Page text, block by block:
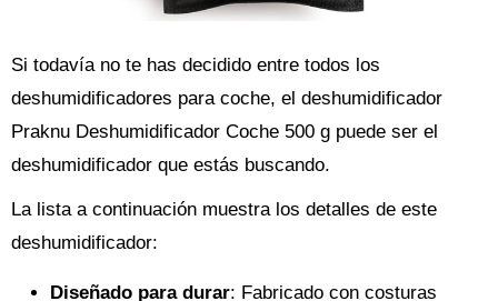
Si todavía no te has decidido entre todos los
deshumidificadores para coche, el deshumidificador
Praknu Deshumidificador Coche 500 g puede ser el
deshumidificador que estás buscando.
La lista a continuación muestra los detalles de este
deshumidificador:
Diseñado para durar: Fabricado con costuras